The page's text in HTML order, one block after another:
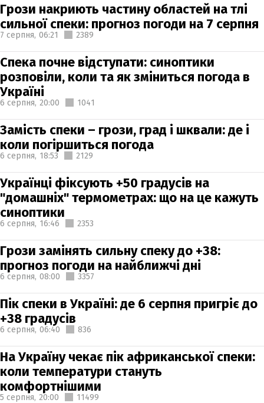
Грози накриють частину областей на тлі
сильної спеки: прогноз погоди на 7 серпня
7 серпня, 06:21 2389
Спека почне відступати: синоптики
розповіли, коли та як зміниться погода в
Україні
6 серпня, 20:00 1041
Замість спеки – грози, град і шквали: де і
коли погіршиться погода
6 серпня, 18:53 2129
Українці фіксують +50 градусів на
"домашніх" термометрах: що на це кажуть
синоптики
6 серпня, 16:46 2353
Грози замінять сильну спеку до +38:
прогноз погоди на найближчі дні
6 серпня, 08:00 3357
Пік спеки в Україні: де 6 серпня пригріє до
+38 градусів
6 серпня, 06:40 836
На Україну чекає пік африканської спеки:
коли температури стануть
комфортнішими
5 серпня, 20:00 11499